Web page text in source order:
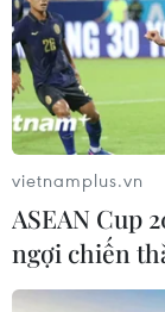
Hầu hết các
Á tăng điểm
10/06/2025 10:31
Giới đầu tư lạc
vietnamplus.vn
ASEAN Cup
ngợi chiến